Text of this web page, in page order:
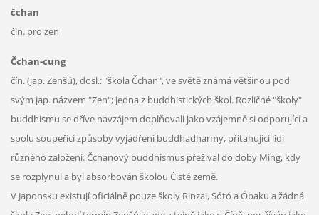
čchan
čín. pro zen
Čchan-cung
čín. (jap. Zenšú), dosl.: "škola Čchan", ve světě známá většinou pod
svým jap. názvem "Zen"; jedna z buddhistických škol. Rozličné "školy"
buddhismu se dříve navzájem doplňovali jako vzájemně si odporující a
spolu soupeřící způsoby vyjádření buddhadharmy, přitahující lidi
různého založení. Čchanový buddhismus přežíval do doby Ming, kdy
se rozplynul a byl absorbován školou Čisté země.
V Japonsku existují oficiálně pouze školy Rinzai, Sótó a Óbaku a žádná